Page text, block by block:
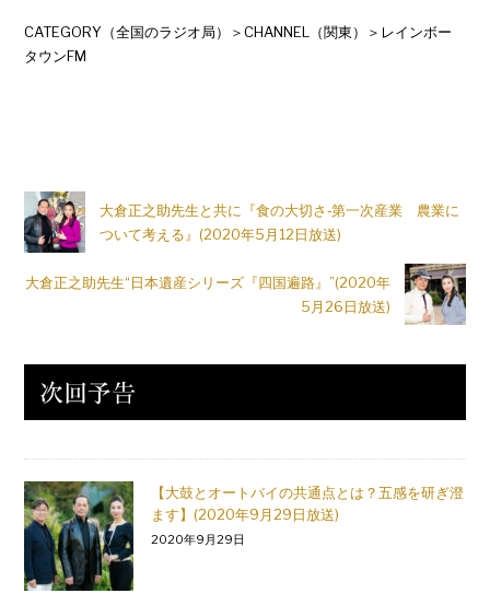
CATEGORY（全国のラジオ局）＞CHANNEL（関東）＞レインボー
タウンFM
大倉正之助先生と共に『食の大切さ‐第一次産業 農業に
ついて考える』(2020年5月12日放送)
大倉正之助先生“日本遺産シリーズ『四国遍路』”(2020年
5月26日放送)
【大鼓とオートバイの共通点とは？五感を研ぎ澄
ます】(2020年9月29日放送)
2020年9月29日